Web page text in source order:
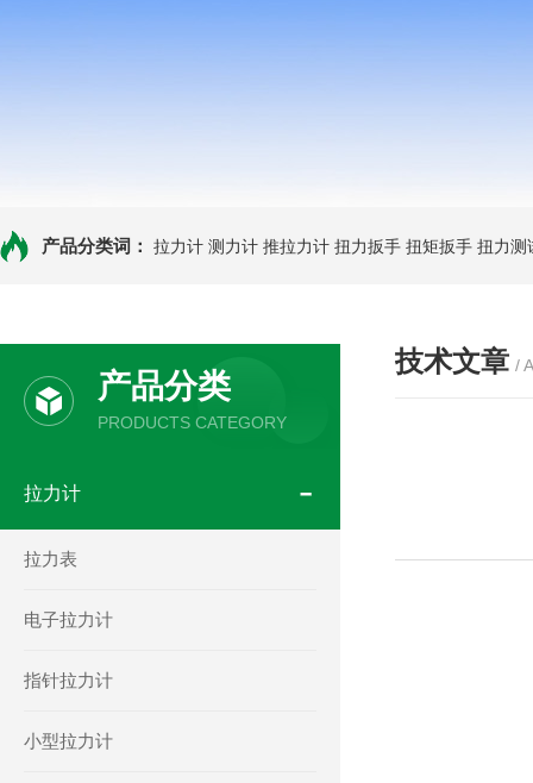
产品分类词： 拉力计 测力计 推拉力计 扭力扳手 扭矩扳手 扭力测
产品分类
PRODUCTS CATEGORY
拉力计
拉力表
电子拉力计
指针拉力计
小型拉力计
技术文章 /